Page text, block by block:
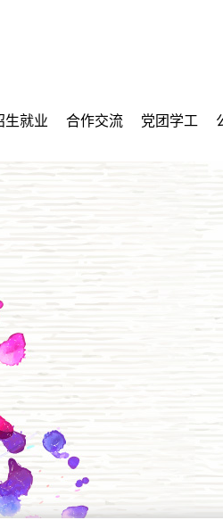
生就业 合作交流 党团学工